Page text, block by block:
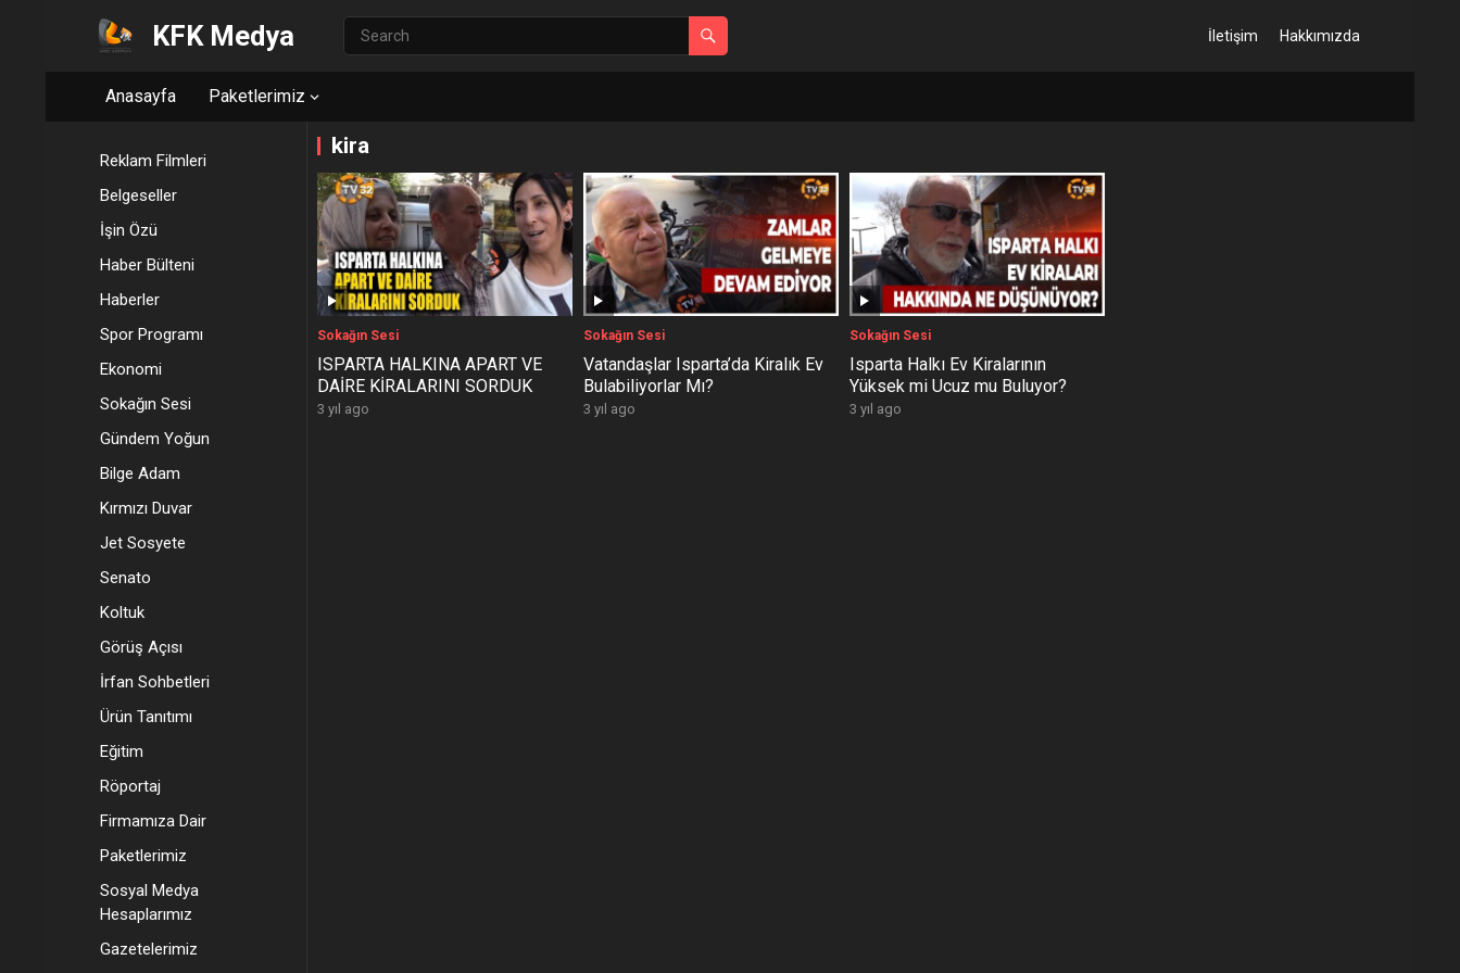
KFK Medya İletişim Hakkımızda
Anasayfa Paketlerimiz
Reklam Filmleri
Belgeseller
İşin Özü
Haber Bülteni
Haberler
Spor Programı
Ekonomi
Sokağın Sesi
Gündem Yoğun
Bilge Adam
Kırmızı Duvar
Jet Sosyete
Senato
Koltuk
Görüş Açısı
İrfan Sohbetleri
Ürün Tanıtımı
Eğitim
Röportaj
Firmamıza Dair
Paketlerimiz
Sosyal Medya
Hesaplarımız
Gazetelerimiz
kira
Sokağın Sesi
ISPARTA HALKINA APART VE
DAİRE KİRALARINI SORDUK
3 yıl ago
Sokağın Sesi
Vatandaşlar Isparta’da Kiralık Ev
Bulabiliyorlar Mı?
3 yıl ago
Sokağın Sesi
Isparta Halkı Ev Kiralarının
Yüksek mi Ucuz mu Buluyor?
3 yıl ago